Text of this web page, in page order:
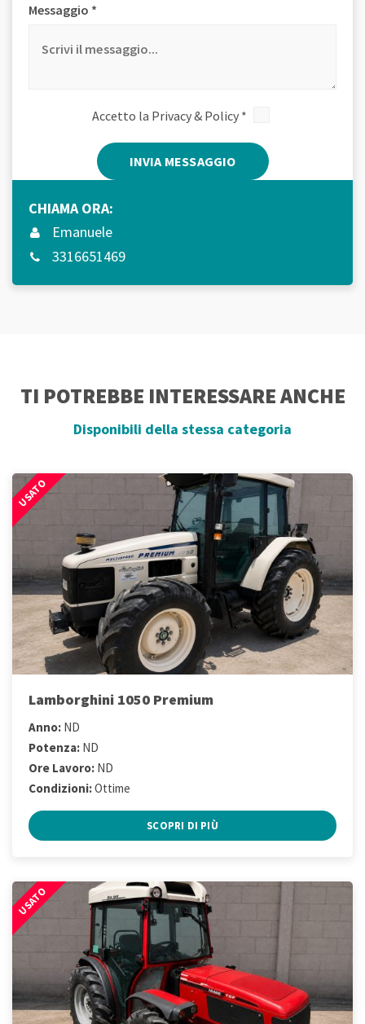
Messaggio *
Accetto la Privacy & Policy*
CHIAMA ORA:
Emanuele
3316651469
TI POTREBBE INTERESSARE ANCHE
Disponibili della stessa categoria
USATO
Lamborghini 1050 Premium
Anno: ND
Potenza: ND
Ore Lavoro: ND
Condizioni:Ottime
SCOPRI DI PIÙ
USATO